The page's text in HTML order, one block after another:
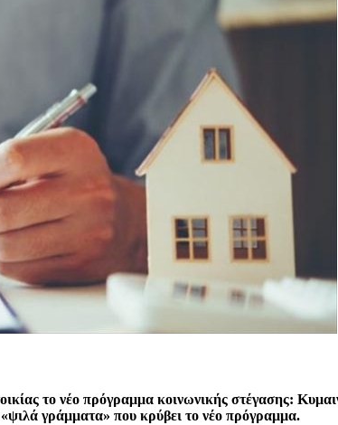
το νέο πρόγραμμα κοινωνικής στέγασης:
«ψιλά γράμματα» που κρύβει το νέο πρόγραμμα.